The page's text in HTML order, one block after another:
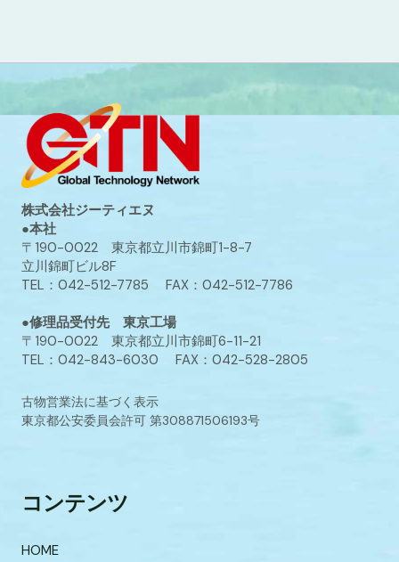
株式会社ジーティエヌ
●本社
〒190-0022 東京都立川市錦町1-8-7
立川錦町ビル8F
TEL：042-512-7785 FAX：042-512-7786
●修理品受付先 東京工場
〒190-0022 東京都立川市錦町6-11-21
TEL：042-843-6030 FAX：042-528-2805
古物営業法に基づく表示
東京都公安委員会許可 第308871506193号
コンテンツ
HOME